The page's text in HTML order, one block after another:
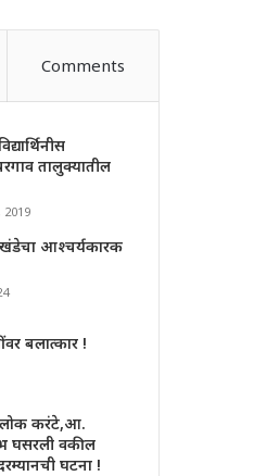
Comments
तालुक्यातील
2019
आश्चर्यकारक
बलात्कार !
लोक करंटे,आ.
घसरली वकील
घटना !